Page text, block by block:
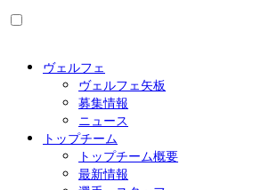
ヴェルフェ
ヴェルフェ矢板
募集情報
ニュース
トップチーム
トップチーム概要
最新情報